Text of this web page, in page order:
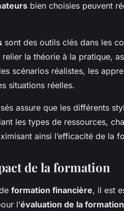
bien choisies peuvent
sont des outils clés dans les
la théorie à la pratique,
scénarios réalistes, les
situations réelles.
assure que les différents
les types de ressources,
ainsi l’efficacité de la
de la formation
formation financière, il est
l’évaluation de la formation